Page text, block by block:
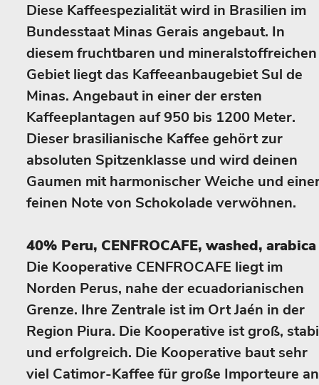
Diese Kaffeespezialität wird in Brasilien im
Bundesstaat Minas Gerais angebaut. In
diesem fruchtbaren und mineralstoffreichen
Gebiet liegt das Kaffeeanbaugebiet Sul de
Minas. Angebaut in einer der ersten
Kaffeeplantagen auf 950 bis 1200 Meter.
Dieser brasilianische Kaffee gehört zur
absoluten Spitzenklasse und wird deinen
Gaumen mit harmonischer Weiche und
feinen Note von Schokolade verwöhnen.
40% Peru, CENFROCAFE, washed, arabica
Die Kooperative CENFROCAFE liegt im
Norden Perus, nahe der ecuadorianischen
Grenze. Ihre Zentrale ist im Ort Jaén in der
Region Piura. Die Kooperative ist groß,
und erfolgreich. Die Kooperative baut sehr
viel Catimor-Kaffee für große Importeure